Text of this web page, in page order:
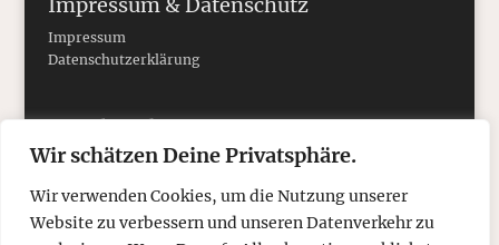
Wir schätzen Deine Privatsphäre.
Wir verwenden Cookies, um die Nutzung unserer
Website zu verbessern und unseren Datenverkehr zu
Impressum & Datenschutz
Impressum
Datenschutzerklärung
Social Media